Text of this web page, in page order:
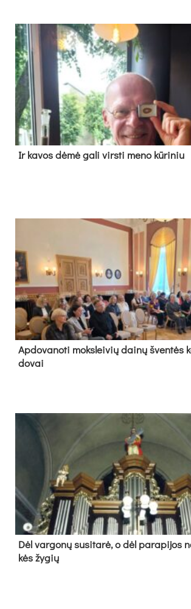
Ir ka­vos dė­mė ga­li virs­ti me­no kū­ri­niu
Ap­do­va­no­ti moks­lei­vių dai­nų šven­tės
do­vai
Dėl var­go­nų su­si­ta­rė, o dėl pa­ra­pi­jos
kės žy­gių